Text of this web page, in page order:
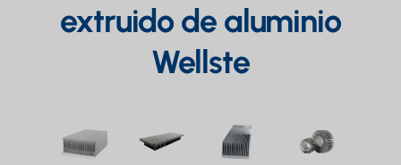
extruido de aluminio
Wellste